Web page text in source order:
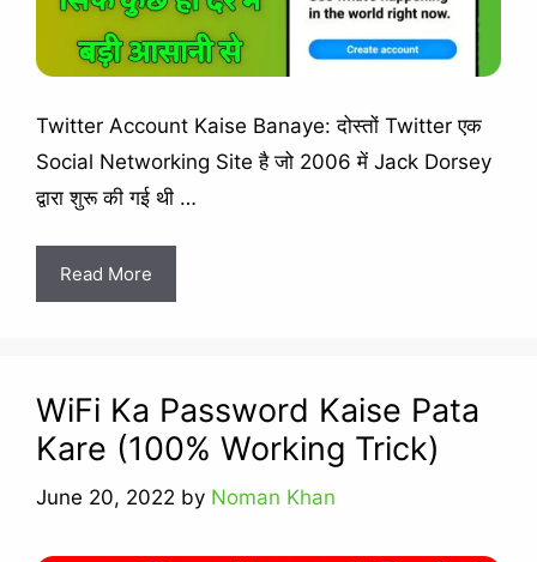
Twitter Account Kaise Banaye: दोस्तों Twitter एक
Social Networking Site है जो 2006 में Jack Dorsey
द्वारा शुरू की गई थी …
Read More
WiFi Ka Password Kaise Pata
Kare (100% Working Trick)
June 20, 2022 by Noman Khan